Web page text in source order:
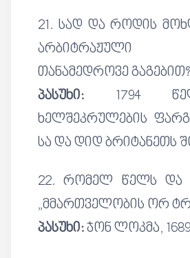
21. სად და როდის
არბიტრაჟული
თანამედროვე გაგებით?
პასუხი: 1794
ხელშეკრულების
სა და დიდ ბრიტანეთს
22. რომელ წელს და
„მმართველობის ორ
პასუხი:ჯონ ლოკმა,